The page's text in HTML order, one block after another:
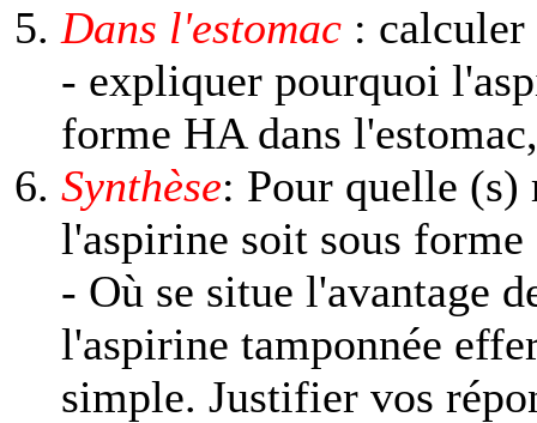
Dans l'estomac :
- expliquer pourquoi
forme HA dans
Synthèse: Pour quelle (s)
l'aspirine soit sous
- Où se situe l'avantage
l'aspirine tamponnée
simple. Justifier vos